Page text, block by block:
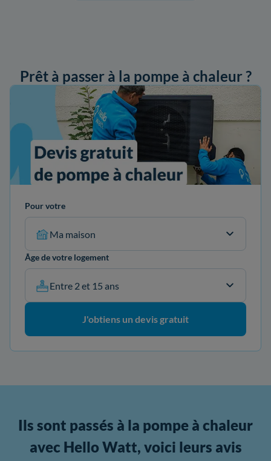
Prêt à passer à la pompe à chaleur ?
Pour votre
Ma maison
Âge de votre logement
Entre 2 et 15 ans
J'obtiens un devis gratuit
Ils sont passés à la pompe à chaleur
avec Hello Watt, voici leurs avis